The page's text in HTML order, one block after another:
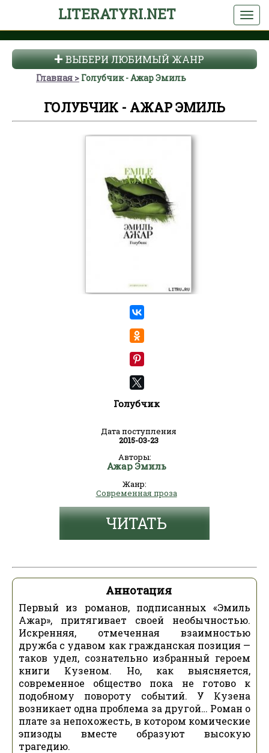
LITERATYRI.NET
ВЫБЕРИ ЛЮБИМЫЙ ЖАНР
Главная Голубчик - Ажар Эмиль
ГОЛУБЧИК - АЖАР ЭМИЛЬ
Голубчик
Дата поступления
2015-03-23
Авторы:
Ажар Эмиль
Жанр:
Современная проза
ЧИТАТЬ
Аннотация
Первый из романов, подписанных «Эмиль
Ажар», притягивает своей необычностью.
Искренняя, отмеченная взаимностью
дружба с удавом как гражданская позиция —
таков удел, сознательно избранный героем
книги Кузеном. Но, как выясняется,
современное общество пока не готово к
подобному повороту событий. У Кузена
возникает одна проблема за другой… Роман о
плате за непохожесть, в котором комические
эпизоды вместе образуют высокую
трагедию.